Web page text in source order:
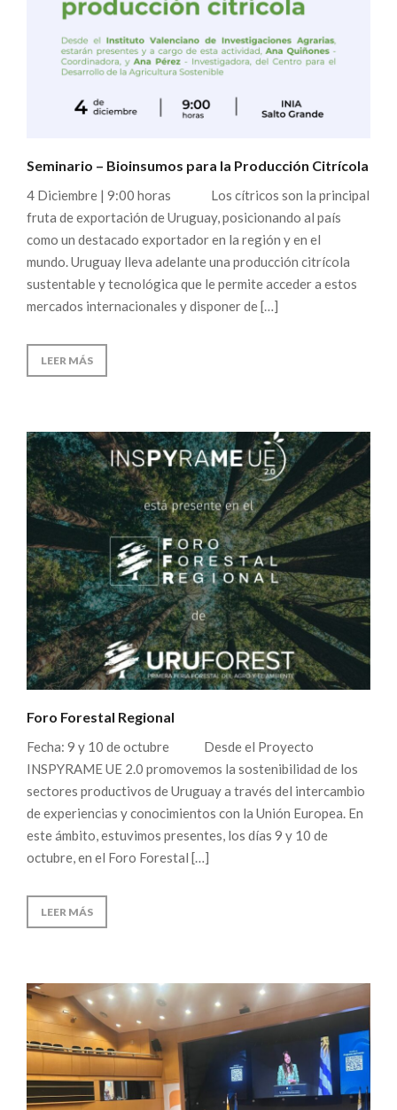
Seminario – Bioinsumos para la Producción Citrícola
4 Diciembre | 9:00 horas Los cítricos son la principal
fruta de exportación de Uruguay, posicionando al país
como un destacado exportador en la región y en el
mundo. Uruguay lleva adelante una producción citrícola
sustentable y tecnológica que le permite acceder a estos
mercados internacionales y disponer de […]
LEER MÁS
Foro Forestal Regional
Fecha: 9 y 10 de octubre Desde el Proyecto
INSPYRAME UE 2.0 promovemos la sostenibilidad de los
sectores productivos de Uruguay a través del intercambio
de experiencias y conocimientos con la Unión Europea. En
este ámbito, estuvimos presentes, los días 9 y 10 de
octubre, en el Foro Forestal […]
LEER MÁS